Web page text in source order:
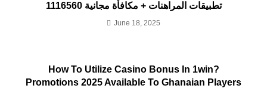
1116560 تطبيقات المراهنات + مكافأة مجانية
June 18, 2025
How To Utilize Casino Bonus In 1win?
Promotions 2025 Available To Ghanaian Players